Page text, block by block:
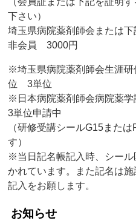
下さい）
埼玉県病院薬剤師会または
非会員 3000円
※埼玉県病院薬剤師会生涯
位 3単位
※日本病院薬剤師会病院薬
3単位申請中
（研修受講シールG15また
す）
※当日記名帳記入時、シー
かれています。また記名は
記入をお願します。
お知らせ